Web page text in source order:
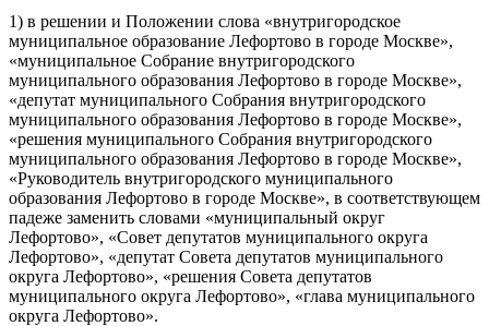
1) в решении и Положении слова «внутригородское
муниципальное образование Лефортово в городе Москве»,
«муниципальное Собрание внутригородского
муниципального образования Лефортово в городе Москве»,
«депутат муниципального Собрания внутригородского
муниципального образования Лефортово в городе Москве»,
«решения муниципального Собрания внутригородского
муниципального образования Лефортово в городе Москве»,
«Руководитель внутригородского муниципального
образования Лефортово в городе Москве», в соответствующем
падеже заменить словами «муниципальный округ
Лефортово», «Совет депутатов муниципального округа
Лефортово», «депутат Совета депутатов муниципального
округа Лефортово», «решения Совета депутатов
муниципального округа Лефортово», «глава муниципального
округа Лефортово».